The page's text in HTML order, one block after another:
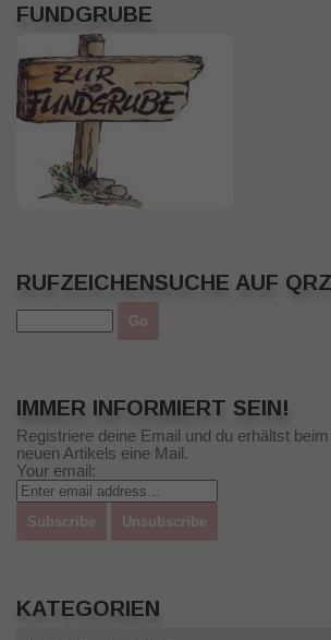
FUNDGRUBE
RUFZEICHENSUCHE AUF
IMMER INFORMIERT SEIN!
Registriere deine Email und du erhältst
neuen Artikels eine Mail.
Your email:
KATEGORIEN